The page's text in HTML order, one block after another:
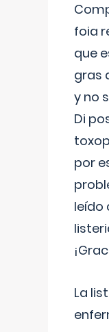
foia
que
gras
y no
Di
por
leído
La